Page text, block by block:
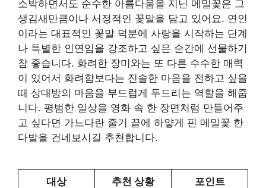
소박하면서도 순수한 아름다움을 지닌 메밀꽃은 그
생김새만큼이나 서정적인 꽃말을 담고 있어요. 연인
이라는 대표적인 꽃말 덕분에 사랑을 시작하는 단계
나 특별한 인연임을 강조하고 싶은 순간에 선물하기
참 좋습니다. 화려한 장미와는 또 다른 수수한 매력
이 있어서 화려함보다는 진솔한 마음을 전하고 싶을
때 상대방의 마음을 부드럽게 두드리는 역할을 해줍
니다. 평범한 일상을 영화 속 한 장면처럼 만들어주
고 싶다면 가느다란 줄기 끝에 하얗게 핀 메밀꽃 한
다발을 건네보시길 추천합니다.
대상 추천 상황 포인트